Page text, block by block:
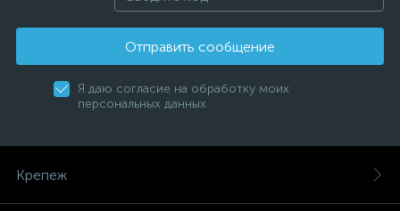
Отправить сообщение
Я даю согласие на обработку моих
персональных данных
Крепеж